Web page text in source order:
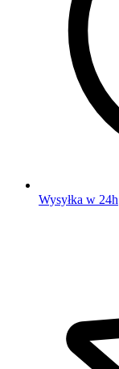
Wysyłka w 24h